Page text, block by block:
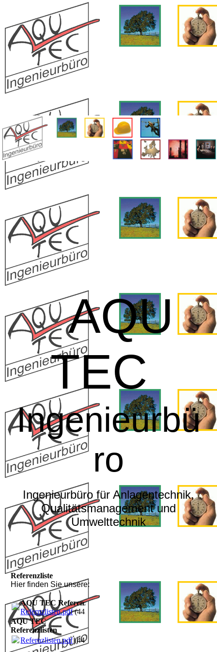
AQU
TEC
Ingenieurbü
ro
Ingenieurbüro für Anlagentechnik,
Qualitätsmanagement und
Umwelttechnik
Referenzliste
Hier finden Sie unsere:
AQU TEC Referenzlisten
Refernzlisten.pdf(442.15KB)
AQU TEC
Referenzlisten
Refernzlisten.pdf(442.15KB)